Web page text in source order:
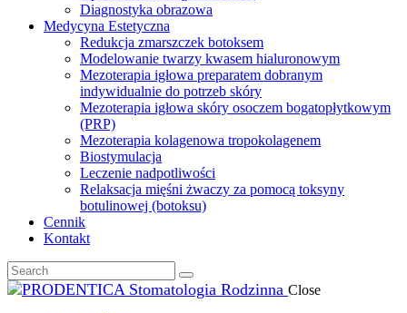
Diagnostyka obrazowa
Medycyna Estetyczna
Redukcja zmarszczek botoksem
Modelowanie twarzy kwasem hialuronowym
Mezoterapia igłowa preparatem dobranym
indywidualnie do potrzeb skóry
Mezoterapia igłowa skóry osoczem bogatopłytkowym
(PRP)
Mezoterapia kolagenowa tropokolagenem
Biostymulacja
Leczenie nadpotliwości
Relaksacja mięśni żwaczy za pomocą toksyny
botulinowej (botoksu)
Cennik
Kontakt
Close